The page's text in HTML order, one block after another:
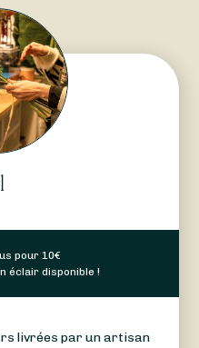
pour10€
éclair disponible !
livrées par un artisan